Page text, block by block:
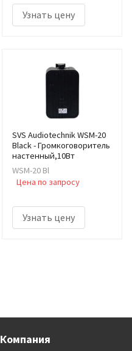
Узнать цену
SVS Audiotechnik WSM-20
Black - Громкоговоритель
настенный,10Вт
WSM-20 Bl
Цена по запросу
Узнать цену
Компания